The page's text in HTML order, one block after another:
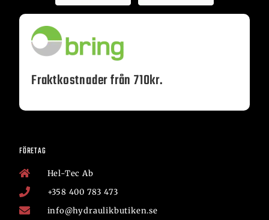
Fraktkostnader från 710kr.
FÖRETAG
Hel-Tec Ab
+358 400 783 473
info@hydraulikbutiken.se